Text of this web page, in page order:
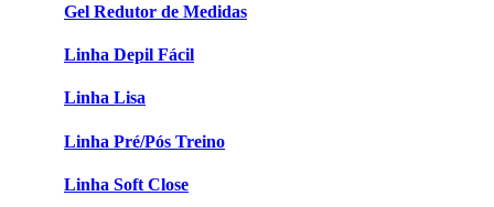
Gel Redutor de Medidas
Linha Depil Fácil
Linha Lisa
Linha Pré/Pós Treino
Linha Soft Close